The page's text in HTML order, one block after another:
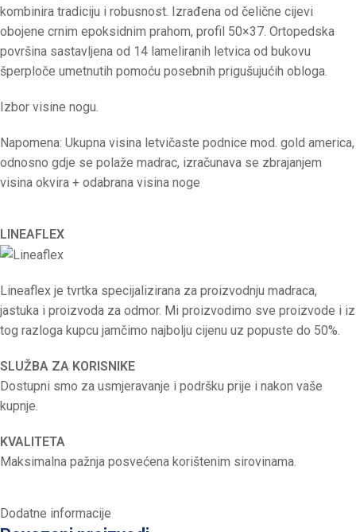
kombinira tradiciju i robusnost. Izrađena od čelične cijevi
obojene crnim epoksidnim prahom, profil 50×37. Ortopedska
površina sastavljena od 14 lameliranih letvica od bukovu
šperploče umetnutih pomoću posebnih prigušujućih obloga.
Izbor visine nogu.
Napomena: Ukupna visina letvičaste podnice mod. gold america,
odnosno gdje se polaže madrac, izračunava se zbrajanjem
visina okvira + odabrana visina noge
LINEAFLEX
Lineaflex je tvrtka specijalizirana za proizvodnju madraca,
jastuka i proizvoda za odmor. Mi proizvodimo sve proizvode i iz
tog razloga kupcu jamčimo najbolju cijenu uz popuste do 50%.
SLUŽBA ZA KORISNIKE
Dostupni smo za usmjeravanje i podršku prije i nakon vaše
kupnje.
KVALITETA
Maksimalna pažnja posvećena korištenim sirovinama.
Dodatne informacije